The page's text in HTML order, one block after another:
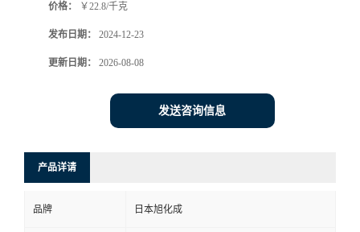
价格： ￥22.8/千克
发布日期： 2024-12-23
更新日期： 2026-08-08
发送咨询信息
产品详请
品牌 日本旭化成